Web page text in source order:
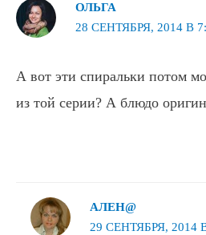
ОЛЬГА
28 СЕНТЯБРЯ, 2014 В
А вот эти спиральки потом
из той серии? А блюдо
АЛЕН@
29 СЕНТЯБРЯ, 2014